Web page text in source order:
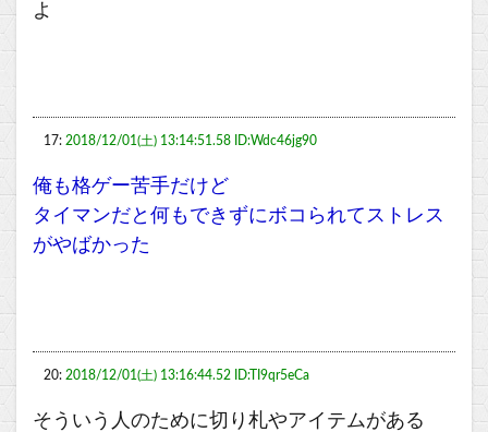
よ
17: 2018/12/01(土) 13:14:51.58 ID:Wdc46jg90
俺も格ゲー苦手だけど
タイマンだと何もできずにボコられてストレス
がやばかった
20: 2018/12/01(土) 13:16:44.52 ID:TI9qr5eCa
そういう人のために切り札やアイテムがある